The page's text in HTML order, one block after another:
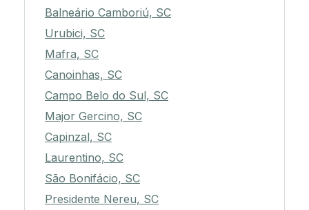
Balneário Camboriú, SC
Urubici, SC
Mafra, SC
Canoinhas, SC
Campo Belo do Sul, SC
Major Gercino, SC
Capinzal, SC
Laurentino, SC
São Bonifácio, SC
Presidente Nereu, SC